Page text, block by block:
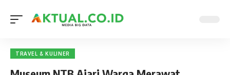
TRAVEL & KULINER